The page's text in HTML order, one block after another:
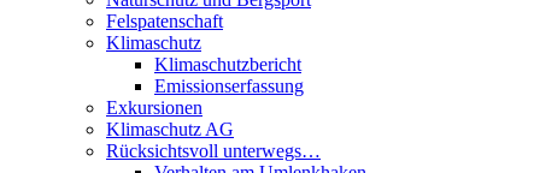
Felspatenschaft
Klimaschutz
Klimaschutzbericht
Emissionserfassung
Exkursionen
Klimaschutz AG
Rücksichtsvoll unterwegs…